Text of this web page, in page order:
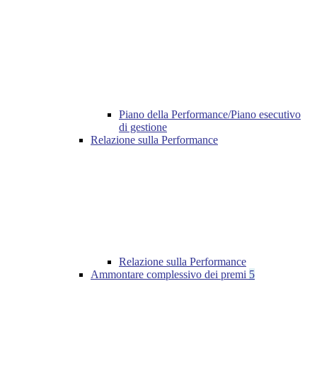
Piano della Performance/Piano esecutivo
di gestione
Relazione sulla Performance
Relazione sulla Performance
Ammontare complessivo dei premi 5